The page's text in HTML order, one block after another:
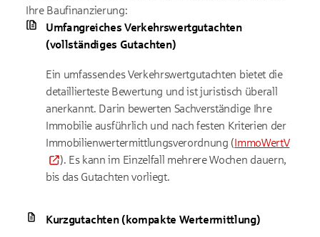
Ihre Baufinanzierung:
Umfangreiches Verkehrswertgutachten
(vollständiges Gutachten)
Ein umfassendes Verkehrswertgutachten bietet die
detaillierteste Bewertung und ist juristisch überall
anerkannt. Darin bewerten Sachverständige Ihre
Immobilie ausführlich und nach festen Kriterien der
Immobilienwertermittlungsverordnung (ImmoWertV
). Es kann im Einzelfall mehrere Wochen dauern,
bis das Gutachten vorliegt.
Kurzgutachten (kompakte Wertermittlung)